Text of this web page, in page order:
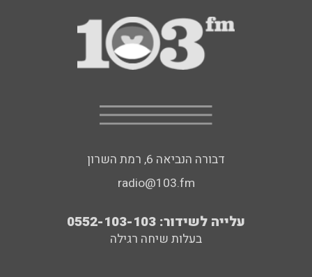
דבורה הנביאה 6, רמת השרון
radio@103.fm
עלייה לשידור: 0552-103-103
בעלות שיחה רגילה